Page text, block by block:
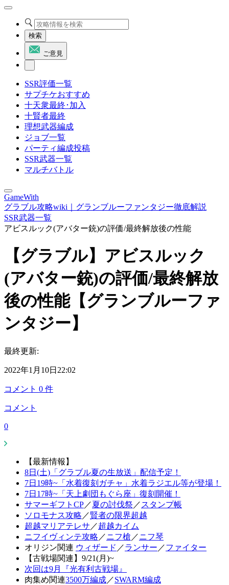
検索
ご意見
SSR評価一覧
サプチケおすすめ
十天衆最終･加入
十賢者最終
理想武器編成
ジョブ一覧
パーティ編成投稿
SSR武器一覧
マルチバトル
GameWith
グラブル攻略wiki｜グランブルーファンタジー徹底解説
SSR武器一覧
アビスルック(アバター銃)の評価/最終解放後の性能
【グラブル】アビスルック
(アバター銃)の評価/最終解放
後の性能【グランブルーファ
ンタジー】
最終更新:
2022年1月10日22:02
コメント 0 件
コメント
0
【最新情報】
8日(土)「グラブル夏の生放送」配信予定！
7日19時~「水着復刻ガチャ」水着ラジエル等が登場！
7日17時~「天上劇団もぐら座」復刻開催！
サマーギフトCP／夏の討伐祭 ／ スタンプ帳
ソロモナス攻略 ／賢者の限界超越
超越マリアテレサ ／超越カイム
ニフイヴィンテ攻略 ／ニフ槍 ／ニフ琴
オリジン関連 ウィザード ／ランサー ／ファイター
【古戦場関連】9/21(月)~
次回は9月『光有利古戦場』
肉集め関連3500万編成／SWARM編成